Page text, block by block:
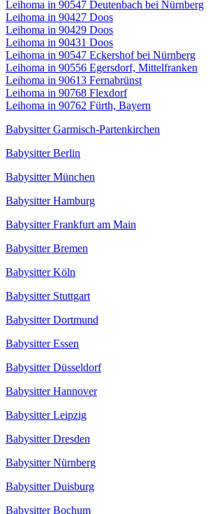
Leihoma in 90547 Deutenbach bei Nürnberg
Leihoma in 90427 Doos
Leihoma in 90429 Doos
Leihoma in 90431 Doos
Leihoma in 90547 Eckershof bei Nürnberg
Leihoma in 90556 Egersdorf, Mittelfranken
Leihoma in 90613 Fernabrünst
Leihoma in 90768 Flexdorf
Leihoma in 90762 Fürth, Bayern
Babysitter Garmisch-Partenkirchen
Babysitter Berlin
Babysitter München
Babysitter Hamburg
Babysitter Frankfurt am Main
Babysitter Bremen
Babysitter Köln
Babysitter Stuttgart
Babysitter Dortmund
Babysitter Essen
Babysitter Düsseldorf
Babysitter Hannover
Babysitter Leipzig
Babysitter Dresden
Babysitter Nürnberg
Babysitter Duisburg
Babysitter Bochum